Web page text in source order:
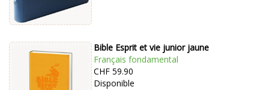
Bible Esprit et vie junior jaune
Français fondamental
CHF 59.90
Disponible